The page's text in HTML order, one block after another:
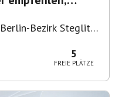
Bezirk Steglitz-
5
FREIE PLÄTZE